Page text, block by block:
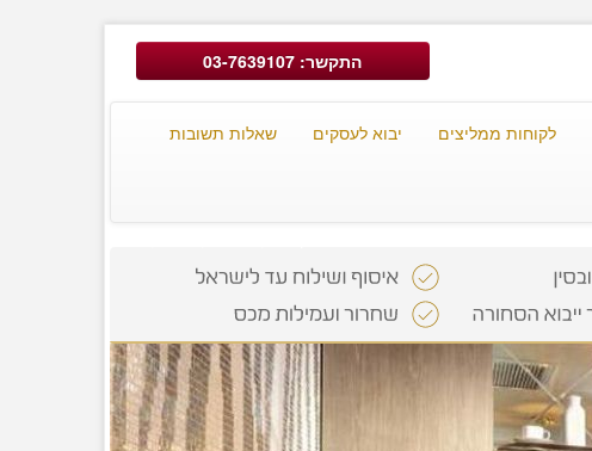
התקשר: 03-7639107
לקוחות ממליצים יבוא לעסקים שאלות תשובות